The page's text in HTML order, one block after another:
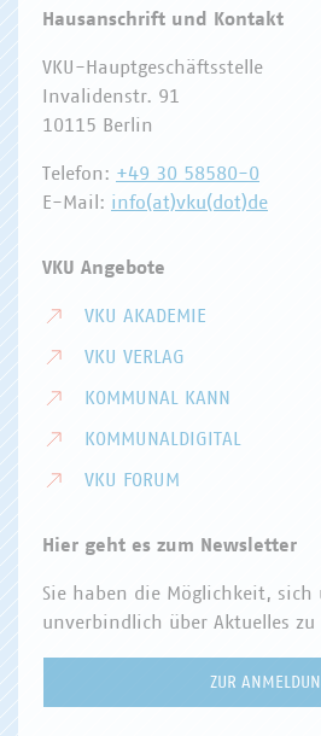
Hausanschrift und Kontakt
VKU-Hauptgeschäftsstelle
Invalidenstr. 91
10115 Berlin
Telefon: +49 30 58580-0
E-Mail: info(at)vku(dot)de
VKU Angebote
VKU AKADEMIE
VKU VERLAG
KOMMUNAL KANN
KOMMUNALDIGITAL
VKU FORUM
Hier geht es zum Newsletter
Sie haben die Möglichkeit,
unverbindlich über Aktuelles
ZUR